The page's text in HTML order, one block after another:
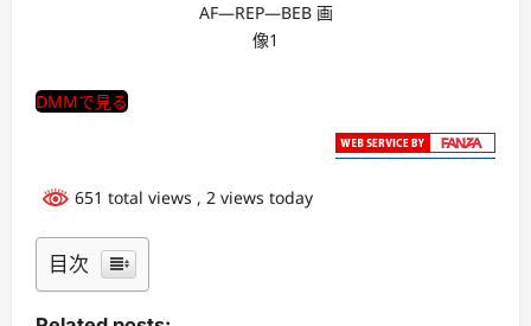
AF―REP―BEB 画
像1
DMMで見る
651 total views , 2 views today
目次